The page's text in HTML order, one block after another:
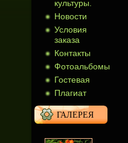
культуры.
Новости
Условия
заказа
Контакты
Фотоальбомы
Гостевая
Плагиат
ГАЛЕРЕЯ